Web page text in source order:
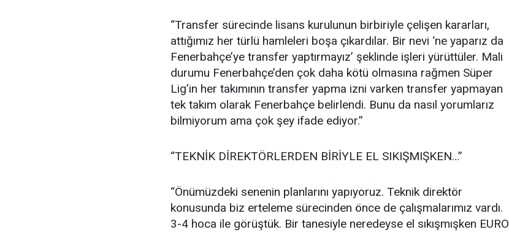
“Transfer sürecinde lisans kurulunun birbiriyle çelişen kararları,
attığımız her türlü hamleleri boşa çıkardılar. Bir nevi ‘ne yaparız da
Fenerbahçe’ye transfer yaptırmayız’ şeklinde işleri yürüttüler. Mali
durumu Fenerbahçe’den çok daha kötü olmasına rağmen Süper
Lig’in her takımının transfer yapma izni varken transfer yapmayan
tek takım olarak Fenerbahçe belirlendi. Bunu da nasıl yorumlarız
bilmiyorum ama çok şey ifade ediyor.”
“TEKNİK DİREKTÖRLERDEN BİRİYLE EL SIKIŞMIŞKEN…”
“Önümüzdeki senenin planlarını yapıyoruz. Teknik direktör
konusunda biz erteleme sürecinden önce de çalışmalarımız vardı.
3-4 hoca ile görüştük. Bir tanesiyle neredeyse el sıkışmışken EURO